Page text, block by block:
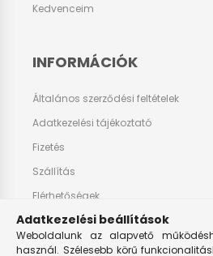
Kedvenceim
INFORMÁCIÓK
Általános szerződési feltételek
Adatkezelési tájékoztató
Fizetés
Szállítás
Elérhetőségek
Adatkezelési beállítások
Weboldalunk az alapvető
használ. Szélesebb körű